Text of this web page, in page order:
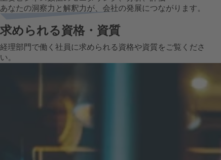
あなたの洞察力と解釈力が、会社の発展につながります。
求められる資格・資質
経理部門で働く社員に求められる資格や資質をご覧くださ
い。